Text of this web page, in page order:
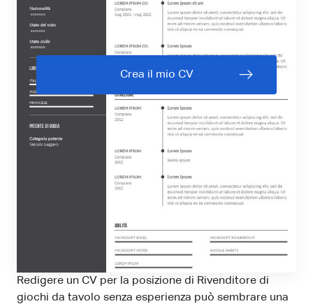
Crea il mio CV
Redigere un CV per la posizione di Rivenditore di
giochi da tavolo senza esperienza può sembrare una